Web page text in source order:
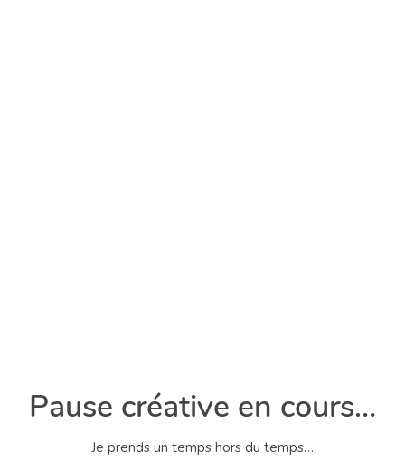
Pause créative en cours…
Je prends un temps hors du temps…